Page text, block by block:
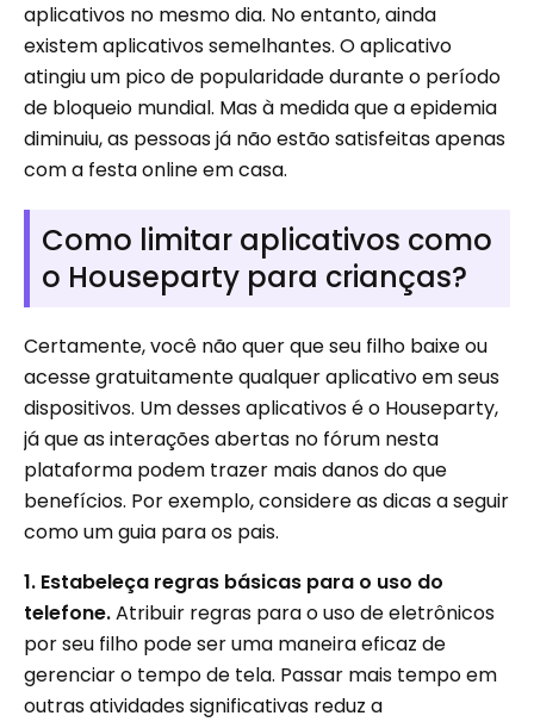
aplicativos no mesmo dia. No entanto, ainda
existem aplicativos semelhantes. O aplicativo
atingiu um pico de popularidade durante o período
de bloqueio mundial. Mas à medida que a epidemia
diminuiu, as pessoas já não estão satisfeitas apenas
com a festa online em casa.
Como limitar aplicativos como
o Houseparty para crianças?
Certamente, você não quer que seu filho baixe ou
acesse gratuitamente qualquer aplicativo em seus
dispositivos. Um desses aplicativos é o Houseparty,
já que as interações abertas no fórum nesta
plataforma podem trazer mais danos do que
benefícios. Por exemplo, considere as dicas a seguir
como um guia para os pais.
1. Estabeleça regras básicas para o uso do
telefone.Atribuir regras para o uso de eletrônicos
por seu filho pode ser uma maneira eficaz de
gerenciar o tempo de tela. Passar mais tempo em
outras atividades significativas reduz a